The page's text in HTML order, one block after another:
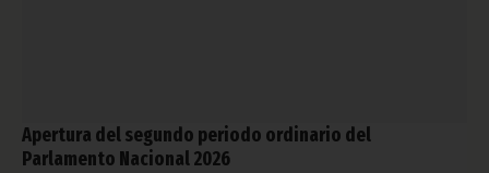
Apertura del segundo periodo ordinario del
Parlamento Nacional 2026